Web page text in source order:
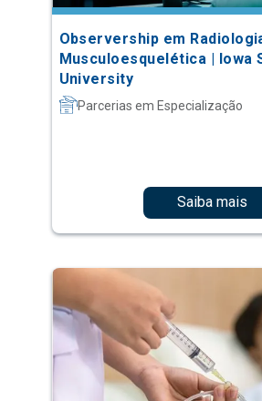
Observership em
Musculoesquelética | Iowa
University
Parcerias em Especialização
Saiba mais